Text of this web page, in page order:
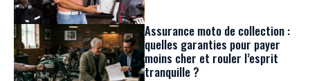
Assurance moto de collection :
quelles garanties pour payer
moins cher et rouler l’esprit
tranquille ?